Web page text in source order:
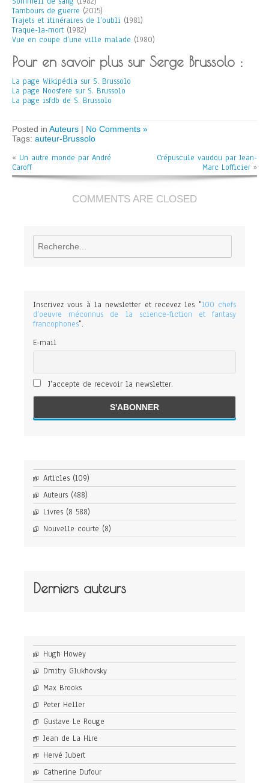
Tambours de guerre (2015)
Trajets et itinéraires de l’oubli (1981)
Traque-la-mort (1982)
Vue en coupe d’une ville malade (1980)
Pour en savoir plus sur Serge Brussolo :
La page Wikipédia sur S. Brussolo
La page Noosfere sur S. Brussolo
La page isfdb de S. Brussolo
Posted in Auteurs | No Comments »
Tags: auteur-Brussolo
« Un autre monde par André
Caroff
Crépuscule vaudou par Jean-
Marc Lofficier »
COMMENTS ARE CLOSED
Rechercher
Inscrivez vous à la newsletter et recevez les "100 chefs
d'oeuvre méconnus de la science-fiction et fantasy
francophones".
E-mail
J'accepte de recevoir la newsletter.
Articles (109)
Auteurs (488)
Livres (8 588)
Nouvelle courte (8)
Derniers auteurs
Hugh Howey
Dmitry Glukhovsky
Max Brooks
Peter Heller
Gustave Le Rouge
Jean de La Hire
Hervé Jubert
Catherine Dufour